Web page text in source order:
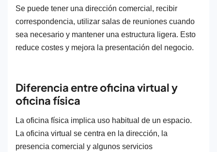
Se puede tener una dirección comercial, recibir
correspondencia, utilizar salas de reuniones cuando
sea necesario y mantener una estructura ligera. Esto
reduce costes y mejora la presentación del negocio.
Diferencia entre oficina virtual y
oficina física
La oficina física implica uso habitual de un espacio.
La oficina virtual se centra en la dirección, la
presencia comercial y algunos servicios